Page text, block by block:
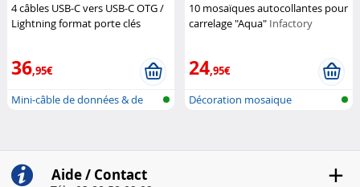
4 câbles USB-C vers USB-C OTG /
Lightning format porte clés
36,95€
Mini-câble de données & de
10 mosaïques autocollantes pour
carrelage "Aqua" Infactory
24,95€
Décoration mosaique
Aide / Contact